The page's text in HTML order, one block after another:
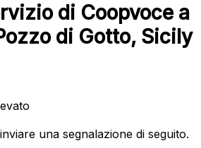
di Coopvoce a
di Gotto, Sicily
una segnalazione di seguito.